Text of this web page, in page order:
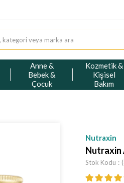
Anne &
Bebek &
Çocuk
Kozmetik &
Kişisel
Bakım
Nutraxin
Nutraxin
Stok Kodu